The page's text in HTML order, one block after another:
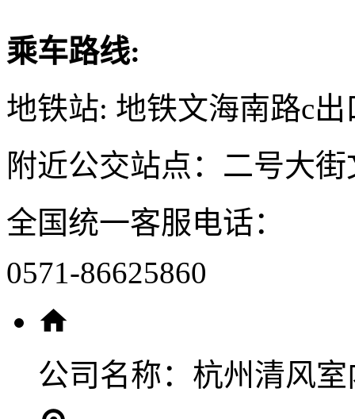
乘车路线:
地铁站: 地铁文海南路c出
附近公交站点：二号大
全国统一客服电话：
0571-86625860
公司名称： 杭州清风